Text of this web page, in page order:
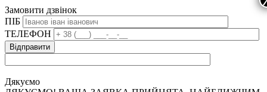
Замовити дзвінок
ПІБ
ТЕЛЕФОН
Дякуємо